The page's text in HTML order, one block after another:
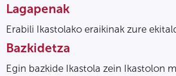
Lagapenak
Erabili Ikastolako eraikinak zure
Bazkidetza
Egin bazkide Ikastola zein Ikastolon